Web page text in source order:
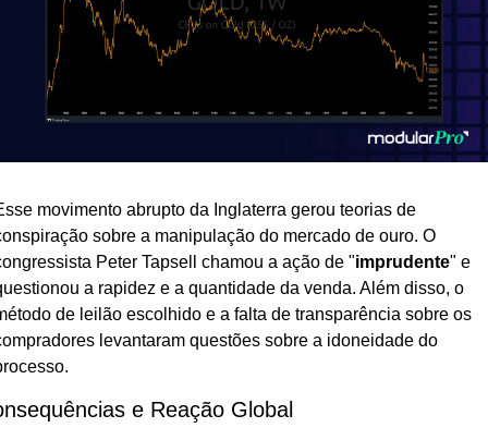
movimento abrupto da Inglaterra gerou teorias de
sobre a manipulação do mercado de ouro. O
Peter Tapsell chamou a ação de "imprudente" e
a rapidez e a quantidade da venda. Além disso, o
de leilão escolhido e a falta de transparência sobre os
levantaram questões sobre a idoneidade do
e Reação Global